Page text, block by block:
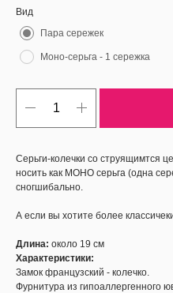
Вид
Пара сережек
Моно-серьга - 1 сережка
Серьги-колечки со струящимтся
носить как МОНО серьга (одна
сногшибально.
А если вы хотите более
Длина: около 19 см
Характеристики:
Замок французский - колечко.
Фурнитура из гипоаллергенного